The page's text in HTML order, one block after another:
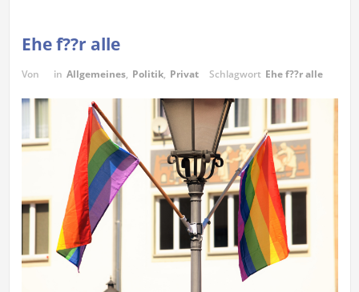
Ehe f??r alle
Von in Allgemeines, Politik, Privat Schlagwort Ehe f??r alle